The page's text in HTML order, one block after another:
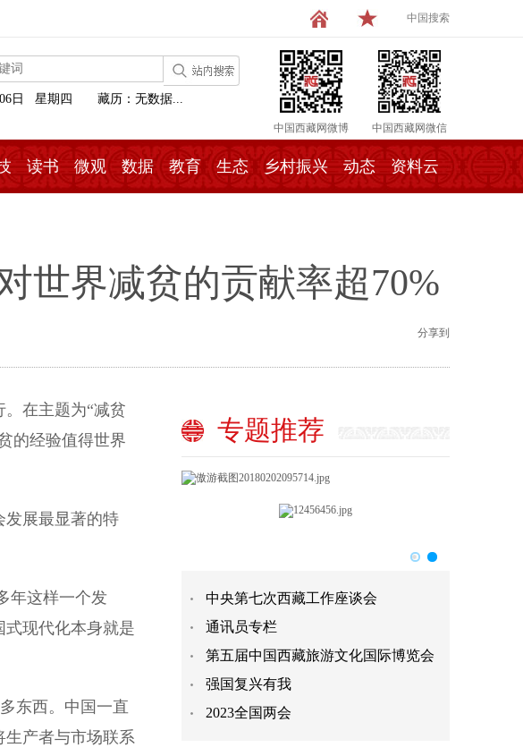
中国搜索
中国西藏网微博 中国西藏网微信
日 星期四 藏历：无数据...
读书 微观 数据 教育 生态 乡村振兴 动态 资料云
世界减贫的贡献率超70%
分享到
在主题为“减贫
的经验值得世界
展最显著的特
年这样一个发
现代化本身就是
东西。中国一直
生产者与市场联系
专题推荐
中央第七次西藏工作座谈会
通讯员专栏
第五届中国西藏旅游文化国际博览会
强国复兴有我
2023全国两会